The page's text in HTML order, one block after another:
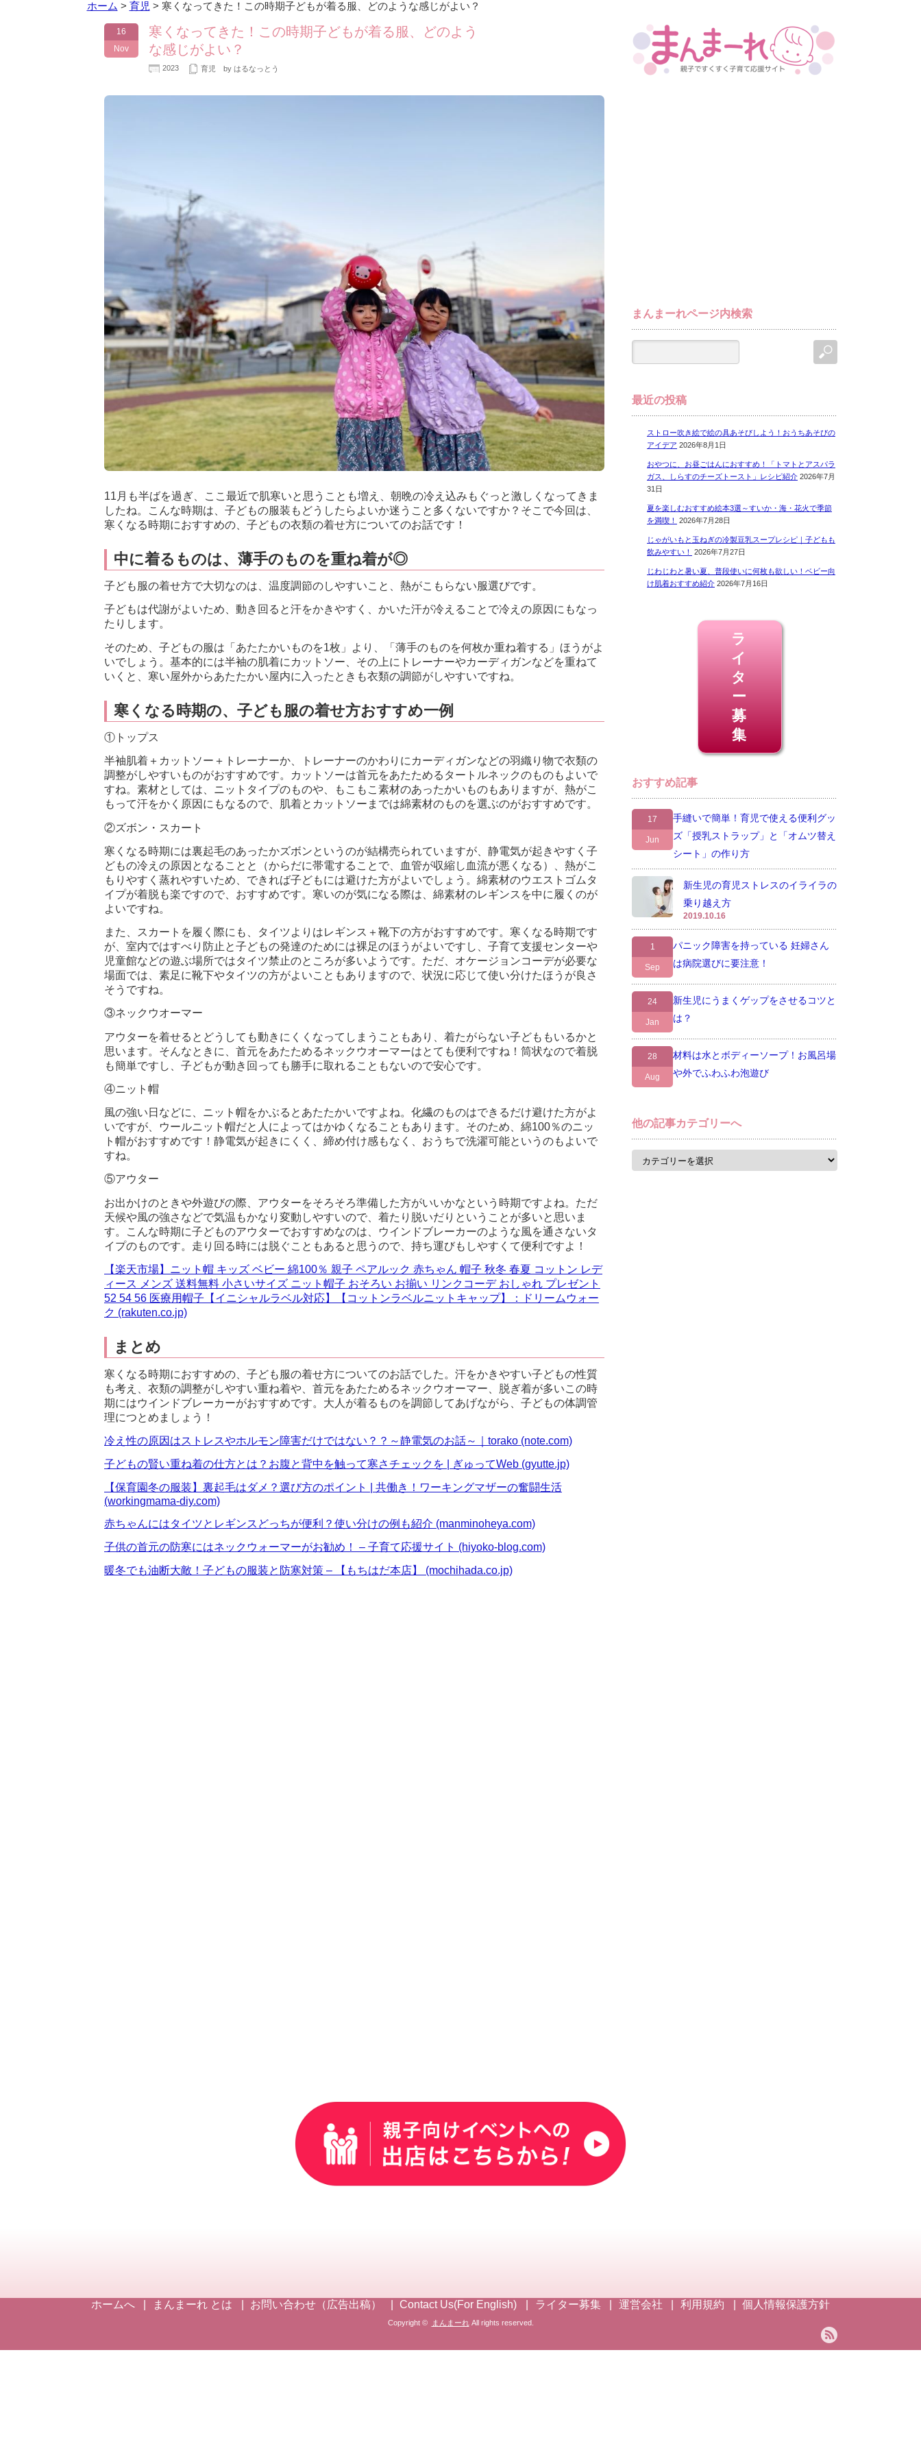
ホーム > 育児 > 寒くなってきた！この時期子どもが着る服、どのような感じがよい？
16
Nov
寒くなってきた！この時期子どもが着る服、どのよう
な感じがよい？
2023 育児 by はるなっとう
11月も半ばを過ぎ、ここ最近で肌寒いと思うことも増え、朝晩の冷え込みもぐっと激しくなってきま
したね。こんな時期は、子どもの服装もどうしたらよいか迷うこと多くないですか？そこで今回は、
寒くなる時期におすすめの、子どもの衣類の着せ方についてのお話です！
中に着るものは、薄手のものを重ね着が◎
子ども服の着せ方で大切なのは、温度調節のしやすいこと、熱がこもらない服選びです。
子どもは代謝がよいため、動き回ると汗をかきやすく、かいた汗が冷えることで冷えの原因にもなっ
たりします。
そのため、子どもの服は「あたたかいものを1枚」より、「薄手のものを何枚か重ね着する」ほうがよ
いでしょう。基本的には半袖の肌着にカットソー、その上にトレーナーやカーディガンなどを重ねて
いくと、寒い屋外からあたたかい屋内に入ったときも衣類の調節がしやすいですね。
寒くなる時期の、子ども服の着せ方おすすめ一例
①トップス
半袖肌着＋カットソー＋トレーナーか、トレーナーのかわりにカーディガンなどの羽織り物で衣類の
調整がしやすいものがおすすめです。カットソーは首元をあたためるタートルネックのものもよいで
すね。素材としては、ニットタイプのものや、もこもこ素材のあったかいものもありますが、熱がこ
もって汗をかく原因にもなるので、肌着とカットソーまでは綿素材のものを選ぶのがおすすめです。
②ズボン・スカート
寒くなる時期には裏起毛のあったかズボンというのが結構売られていますが、静電気が起きやすく子
どもの冷えの原因となることと（からだに帯電することで、血管が収縮し血流が悪くなる）、熱がこ
もりやすく蒸れやすいため、できれば子どもには避けた方がよいでしょう。綿素材のウエストゴムタ
イプが着脱も楽ですので、おすすめです。寒いのが気になる際は、綿素材のレギンスを中に履くのが
よいですね。
また、スカートを履く際にも、タイツよりはレギンス＋靴下の方がおすすめです。寒くなる時期です
が、室内ではすべり防止と子どもの発達のためには裸足のほうがよいですし、子育て支援センターや
児童館などの遊ぶ場所ではタイツ禁止のところが多いようです。ただ、オケージョンコーデが必要な
場面では、素足に靴下やタイツの方がよいこともありますので、状況に応じて使い分けたほうが良さ
そうですね。
③ネックウオーマー
アウターを着せるとどうしても動きにくくなってしまうこともあり、着たがらない子どももいるかと
思います。そんなときに、首元をあたためるネックウオーマーはとても便利ですね！筒状なので着脱
も簡単ですし、子どもが動き回っても勝手に取れることもないので安心です。
④ニット帽
風の強い日などに、ニット帽をかぶるとあたたかいですよね。化繊のものはできるだけ避けた方がよ
いですが、ウールニット帽だと人によってはかゆくなることもあります。そのため、綿100％のニッ
ト帽がおすすめです！静電気が起きにくく、締め付け感もなく、おうちで洗濯可能というのもよいで
すね。
⑤アウター
お出かけのときや外遊びの際、アウターをそろそろ準備した方がいいかなという時期ですよね。ただ
天候や風の強さなどで気温もかなり変動しやすいので、着たり脱いだりということが多いと思いま
す。こんな時期に子どものアウターでおすすめなのは、ウインドブレーカーのような風を通さないタ
イプのものです。走り回る時には脱ぐこともあると思うので、持ち運びもしやすくて便利ですよ！
【楽天市場】ニット帽 キッズ ベビー 綿100％ 親子 ペアルック 赤ちゃん 帽子 秋冬 春夏 コットン レデ
ィース メンズ 送料無料 小さいサイズ ニット帽子 おそろい お揃い リンクコーデ おしゃれ プレゼント
52 54 56 医療用帽子【イニシャルラベル対応】【コットンラベルニットキャップ】：ドリームウォー
ク (rakuten.co.jp)
まとめ
寒くなる時期におすすめの、子ども服の着せ方についてのお話でした。汗をかきやすい子どもの性質
も考え、衣類の調整がしやすい重ね着や、首元をあたためるネックウオーマー、脱ぎ着が多いこの時
期にはウインドブレーカーがおすすめです。大人が着るものを調節してあげながら、子どもの体調管
理につとめましょう！
冷え性の原因はストレスやホルモン障害だけではない？？～静電気のお話～｜torako (note.com)
子どもの賢い重ね着の仕方とは？お腹と背中を触って寒さチェックを | ぎゅってWeb (gyutte.jp)
【保育園冬の服装】裏起毛はダメ？選び方のポイント | 共働き！ワーキングマザーの奮闘生活
(workingmama-diy.com)
赤ちゃんにはタイツとレギンスどっちが便利？使い分けの例も紹介 (manminoheya.com)
子供の首元の防寒にはネックウォーマーがお勧め！ – 子育て応援サイト (hiyoko-blog.com)
暖冬でも油断大敵！子どもの服装と防寒対策 – 【もちはだ本店】 (mochihada.co.jp)
まんまーれページ内検索
最近の投稿
ストロー吹き絵で絵の具あそびしよう！おうちあそびの
アイデア 2026年8月1日
おやつに、お昼ごはんにおすすめ！「トマトとアスパラ
ガス、しらすのチーズトースト」レシピ紹介 2026年7月
31日
夏を楽しむおすすめ絵本3選～すいか・海・花火で季節
を満喫！
2026年7月28日
じゃがいもと玉ねぎの冷製豆乳スープレシピ｜子どもも
飲みやすい！
2026年7月27日
じわじわと暑い夏、普段使いに何枚も欲しい！ベビー向
け肌着おすすめ紹介 2026年7月16日
ラ
イ
タ
ー
募
集
おすすめ記事
17
Jun
手縫いで簡単！育児で使える便利グッ
ズ「授乳ストラップ」と「オムツ替え
シート」の作り方
新生児の育児ストレスのイライラの
乗り越え方
2019.10.16
1
Sep
パニック障害を持っている 妊婦さん
は病院選びに要注意！
24
Jan
新生児にうまくゲップをさせるコツと
は？
28
Aug
材料は水とボディーソープ！お風呂場
や外でふわふわ泡遊び
他の記事カテゴリーへ
他
ホームへ まんまーれ とは お問い合わせ（広告出稿） Contact Us(For English) ライター募集 運営会社 利用規約 個人情報保護方針
Copyright © まんまーれAll rights reserved.